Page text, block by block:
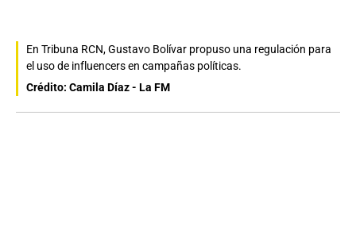
En Tribuna RCN, Gustavo Bolívar propuso una regulación para
el uso de influencers en campañas políticas.
Crédito: Camila Díaz - La FM